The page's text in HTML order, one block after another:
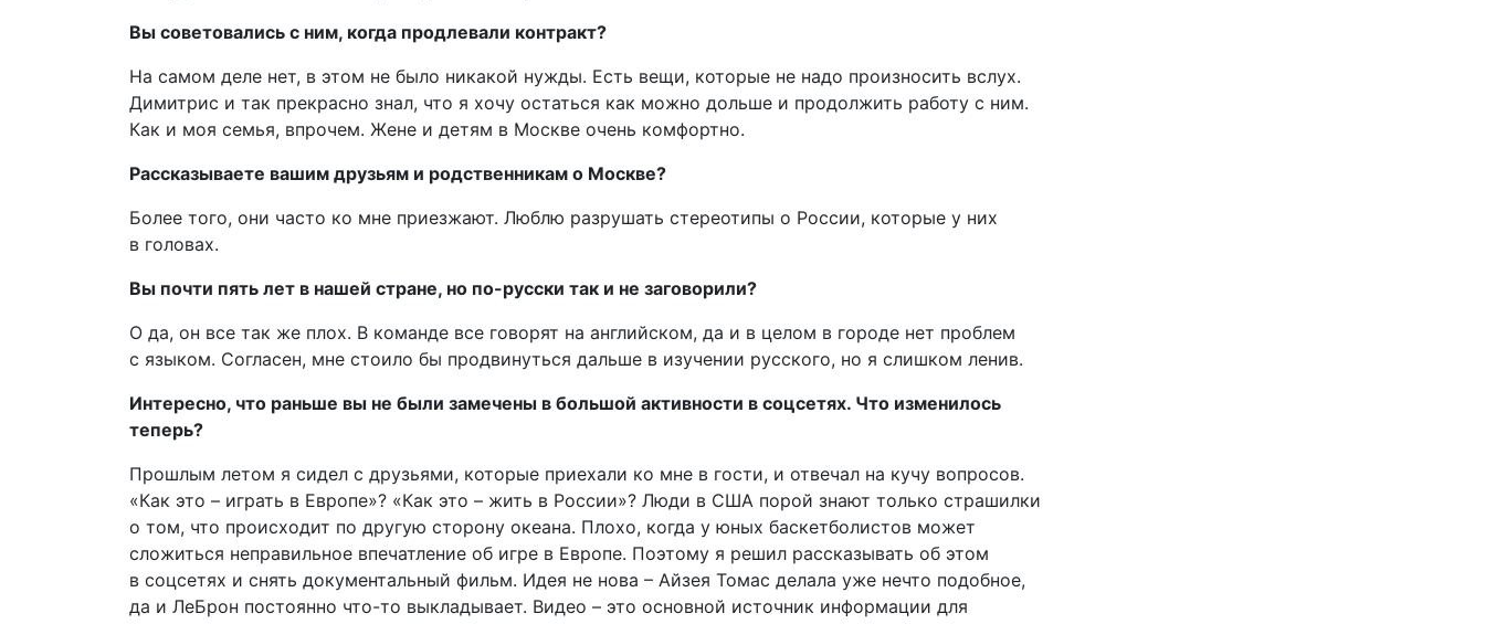
Вы советовались с ним, когда продлевали контракт?
На самом деле нет, в этом не было никакой нужды. Есть вещи, которые не надо произносить вслух.
Димитрис и так прекрасно знал, что я хочу остаться как можно дольше и продолжить работу с ним.
Как и моя семья, впрочем. Жене и детям в Москве очень комфортно.
Рассказываете вашим друзьям и родственникам о Москве?
Более того, они часто ко мне приезжают. Люблю разрушать стереотипы о России, которые у них
в головах.
Вы почти пять лет в нашей стране, но по-русски так и не заговорили?
О да, он все так же плох. В команде все говорят на английском, да и в целом в городе нет проблем
с языком. Согласен, мне стоило бы продвинуться дальше в изучении русского, но я слишком ленив.
Интересно, что раньше вы не были замечены в большой активности в соцсетях. Что изменилось
теперь?
Прошлым летом я сидел с друзьями, которые приехали ко мне в гости, и отвечал на кучу вопросов.
«Как это – играть в Европе»? «Как это – жить в России»? Люди в США порой знают только страшилки
о том, что происходит по другую сторону океана. Плохо, когда у юных баскетболистов может
сложиться неправильное впечатление об игре в Европе. Поэтому я решил рассказывать об этом
в соцсетях и снять документальный фильм. Идея не нова – Айзея Томас делала уже нечто подобное,
да и ЛеБрон постоянно что-то выкладывает. Видео – это основной источник информации для